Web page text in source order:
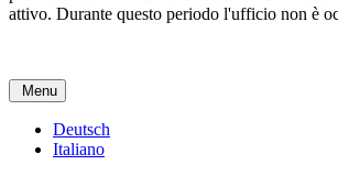
attivo. Durante questo periodo l'ufficio non è
Menu
Deutsch
Italiano